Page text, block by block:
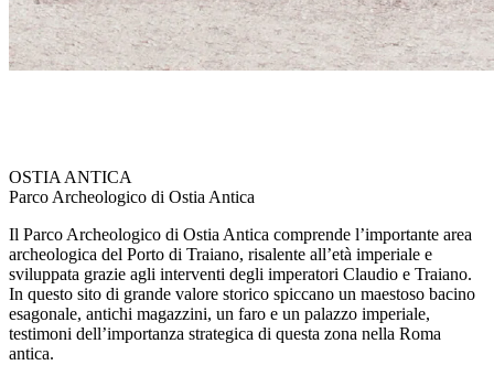
OSTIA ANTICA
Parco Archeologico di Ostia Antica
Il Parco Archeologico di Ostia Antica comprende l’importante area
archeologica del Porto di Traiano, risalente all’età imperiale e
sviluppata grazie agli interventi degli imperatori Claudio e Traiano.
In questo sito di grande valore storico spiccano un maestoso bacino
esagonale, antichi magazzini, un faro e un palazzo imperiale,
testimoni dell’importanza strategica di questa zona nella Roma
antica.